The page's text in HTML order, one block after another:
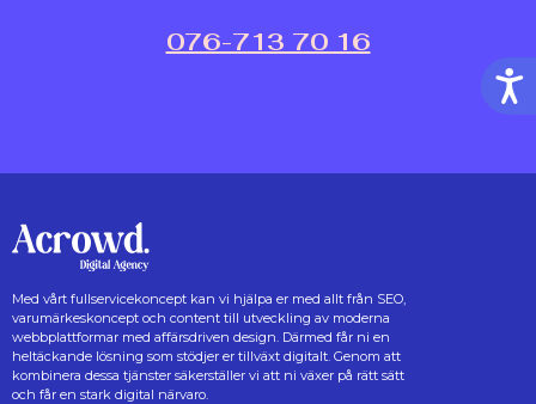
076-713 70 16
Med vårt fullservicekoncept kan vi hjälpa er med allt från SEO,
varumärkeskoncept och content till utveckling av moderna
webbplattformar med affärsdriven design. Därmed får ni en
heltäckande lösning som stödjer er tillväxt digitalt. Genom att
kombinera dessa tjänster säkerställer vi att ni växer på rätt sätt
och får en stark digital närvaro.